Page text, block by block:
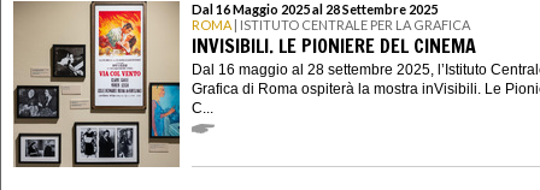
Dal 16 Maggio 2025 al 28 Settembre 2025
ROMA | ISTITUTO CENTRALE PER LA GRAFICA
INVISIBILI. LE PIONIERE DEL CINEMA
Dal 16 maggio al 28 settembre 2025, l’Istituto
Grafica di Roma ospiterà la mostra inVisibili. Le
C...